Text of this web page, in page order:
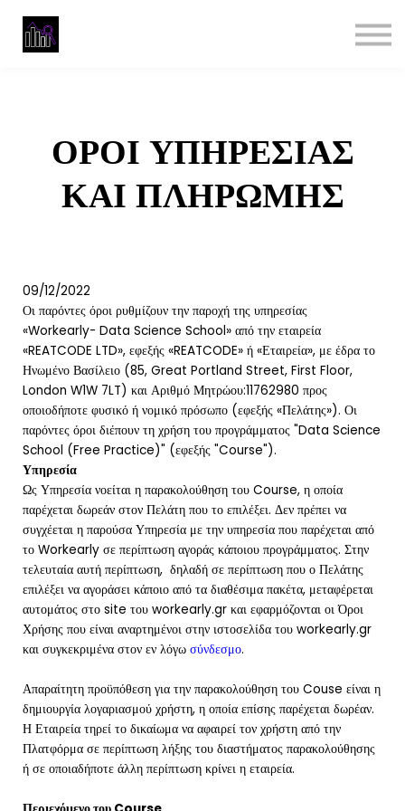
ΟΡΟΙ ΥΠΗΡΕΣΙΑΣ
ΚΑΙ ΠΛΗΡΩΜΗΣ
09/12/2022
Οι παρόντες όροι ρυθμίζουν την παροχή της υπηρεσίας
«Workearly- Data Science School» από την εταιρεία
«REATCODE LTD», εφεξής «REATCODE» ή «Εταιρεία», με έδρα το
Ηνωμένο Βασίλειο (85, Great Portland Street, First Floor,
London W1W 7LT) και Αριθμό Μητρώου:11762980 προς
οποιοδήποτε φυσικό ή νομικό πρόσωπο (εφεξής «Πελάτης»). Οι
παρόντες όροι διέπουν τη χρήση του προγράμματος "Data Science
School (Free Practice)" (εφεξής "Course").
Υπηρεσία
Ως Υπηρεσία νοείται η παρακολούθηση του Course, η οποία
παρέχεται δωρεάν στον Πελάτη που το επιλέξει. Δεν πρέπει να
συγχέεται η παρούσα Υπηρεσία με την υπηρεσία που παρέχεται από
το Workearly σε περίπτωση αγοράς κάποιου προγράμματος. Στην
τελευταία αυτή περίπτωση, δηλαδή σε περίπτωση που ο Πελάτης
επιλέξει να αγοράσει κάποιο από τα διαθέσιμα πακέτα, μεταφέρεται
αυτομάτος στο site του workearly.gr και εφαρμόζονται οι Όροι
Χρήσης που είναι αναρτημένοι στην ιστοσελίδα του workearly.gr
και συγκεκριμένα στον εν λόγω σύνδεσμο.
Απαραίτητη προϋπόθεση για την παρακολούθηση του Couse είναι η
δημιουργία λογαριασμού χρήστη, η οποία επίσης παρέχεται δωρέαν.
Η Εταιρεία τηρεί το δικαίωμα να αφαιρεί τον χρήστη από την
Πλατφόρμα σε περίπτωση λήξης του διαστήματος παρακολούθησης
ή σε οποιαδήποτε άλλη περίπτωση κρίνει η εταιρεία.